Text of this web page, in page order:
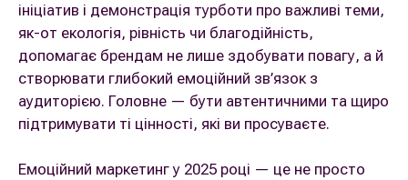
ініціатив і демонстрація турботи про важливі теми,
як-от екологія, рівність чи благодійність,
допомагає брендам не лише здобувати повагу, а й
створювати глибокий емоційний зв’язок з
аудиторією. Головне — бути автентичними та щиро
підтримувати ті цінності, які ви просуваєте.
Емоційний маркетинг у 2025 році — це не просто